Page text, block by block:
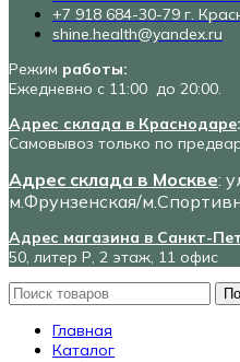
+7 918 684-30-79 г.
shine.health@yandex.ru
Режим работы:
Ежедневно с 11:00 до 20:00.
Адрес склада в Краснодаре
Самовывоз только по
Адрес склада в Москве:
м.Фрунзенская/
Адрес магазина в Санкт-
50, литер Р, 2 этаж, 11 офис
Главная
Каталог